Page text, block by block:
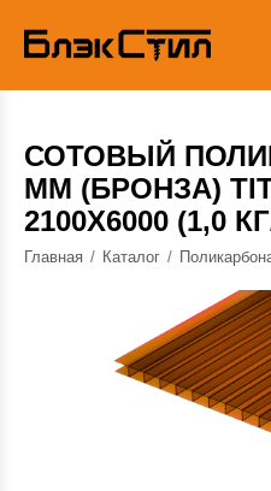
СОТОВЫЙ
ММ (БРОНЗА)
2100Х6000 (1,0
Главная / Каталог /